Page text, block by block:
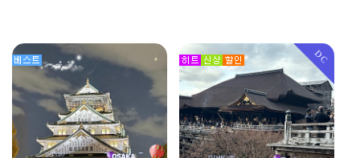
오사카맞춤투어,
오사카원데이투어,가자고투어
우메다공중정원, 덴포산,
오사카마지막날,
오사카프라이빗투어,
가자고투어, 일본효도여행,
아기랑오사카, 오사카밴투어,
오사카공항차량,
오사카자유여행
부모님, 아이와 함께하는
가족 여행객에게 적극
추천하는 알뜰 보장 코스!
DC